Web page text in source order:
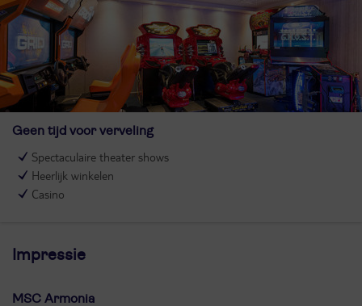
Geen tijd voor verveling
Spectaculaire theater shows
Heerlijk winkelen
Casino
Impressie
MSC Armonia